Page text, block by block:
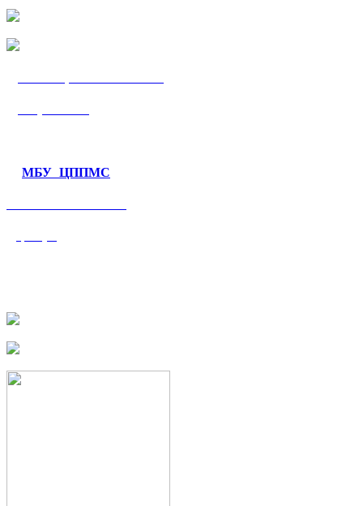
МБУ ЦППМС